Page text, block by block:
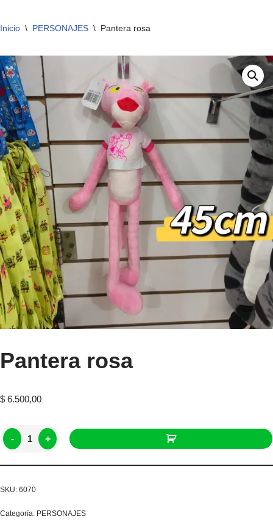
Inicio \ PERSONAJES \ Pantera rosa
Pantera rosa
$ 6.500,00
- +
SKU: 6070
Categoría: PERSONAJES